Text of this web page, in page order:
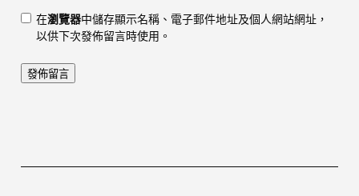
在瀏覽器中儲存顯示名稱、電子郵件地址及個人網站網址，
以供下次發佈留言時使用。